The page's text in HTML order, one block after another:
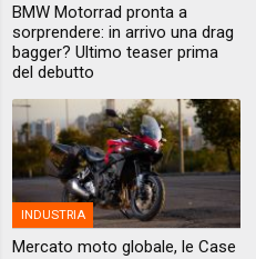
BMW Motorrad pronta a
sorprendere: in arrivo una drag
bagger? Ultimo teaser prima
del debutto
INDUSTRIA
Mercato moto globale, le Case